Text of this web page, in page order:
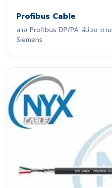
Profibus Cable
สาย Profibus DP/PA สีม่วง ตาม
Siemens